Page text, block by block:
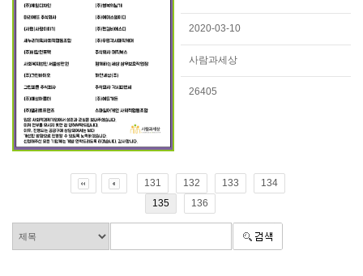
2020-03-10
사람과세상
26405
131 132 133
134
135
136